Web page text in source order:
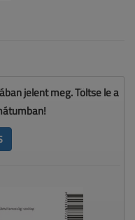
jelent meg. Töltse le a